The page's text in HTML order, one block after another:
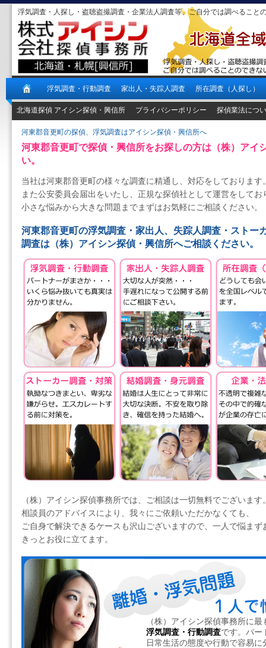
浮気調査・人探し・盗聴盗撮調査・企業法人調査等、ご自分では調べること
浮気調査・行動調査 家出人・失踪人調査 所在調査（人探し）
北海道探偵 アイシン探偵・興信所 プライバシーポリシー 探偵業法につ
河東郡音更町の探偵、浮気調査はアイシン探偵・興信所へ
河東郡音更町で探偵・興信所をお探しの方は（株）アイ
い。
当社は河東郡音更町の様々な調査に精通し、対応をしております
また公安委員会届出をいたし、正規な探偵社として運営をしてお
小さな悩みから大きな問題までまずはお気軽にご相談ください。
河東郡音更町の浮気調査・家出人、失踪人調査・ストー
調査は（株）アイシン探偵・興信所へご相談ください。
（株）アイシン探偵事務所では、ご相談は一切無料でございます
相談員のアドバイスにより、我々にご依頼いただかなくても、
ご自身で解決できるケースも沢山ございますので、一人で悩ま
きっとお役に立てます。
（株）アイシン探偵事務所に
浮気調査・行動調査です。パー
日常生活の態度や行動で容易